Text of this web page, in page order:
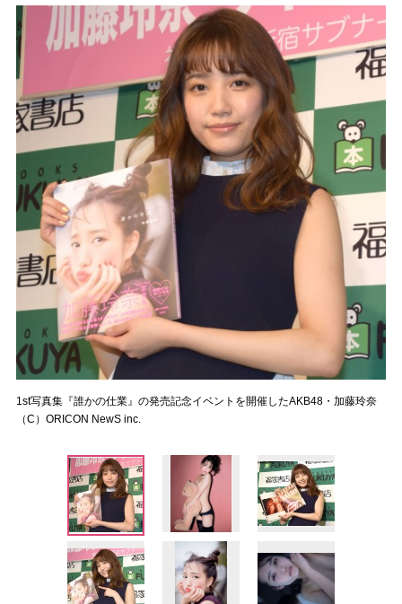
1st写真集『誰かの仕業』の発売記念イベントを開催したAKB48・加藤玲奈
（C）ORICON NewS inc.